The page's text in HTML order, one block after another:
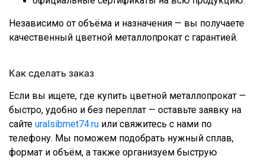
Независимо от объёма и назначения — вы получаете
качественный цветной металлопрокат с гарантией.
Как сделать заказ
Если вы ищете, где купить цветной металлопрокат —
быстро, удобно и без переплат — оставьте заявку на
сайте uralsibmet74.ru или свяжитесь с нами по
телефону. Мы поможем подобрать нужный сплав,
формат и объём, а также организуем быструю